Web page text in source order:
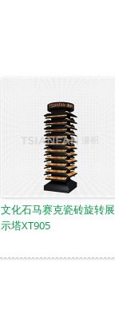
文化石马赛克瓷砖旋转展
示塔XT905